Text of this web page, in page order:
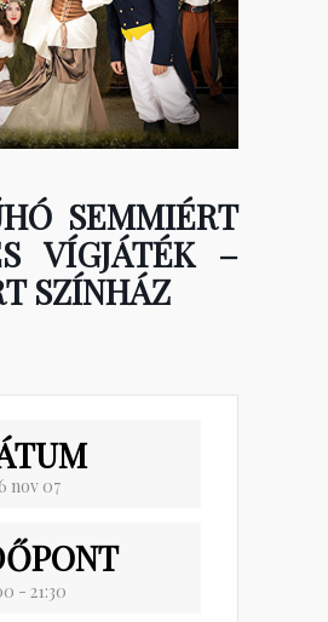
SEMMIÉRT
VÍGJÁTÉK –
SZÍNHÁZ
nov 07
- 21:30